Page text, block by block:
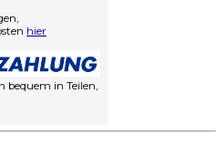
hier
bequem in Teilen,